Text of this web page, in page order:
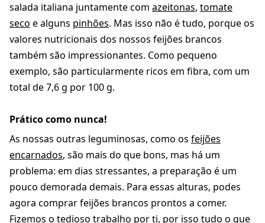
salada italiana juntamente com azeitonas, tomate
seco e alguns pinhões. Mas isso não é tudo, porque os
valores nutricionais dos nossos feijões brancos
também são impressionantes. Como pequeno
exemplo, são particularmente ricos em fibra, com um
total de 7,6 g por 100 g.
Prático como nunca!
As nossas outras leguminosas, como os feijões
encarnados, são mais do que bons, mas há um
problema: em dias stressantes, a preparação é um
pouco demorada demais. Para essas alturas, podes
agora comprar feijões brancos prontos a comer.
Fizemos o tedioso trabalho por ti, por isso tudo o que